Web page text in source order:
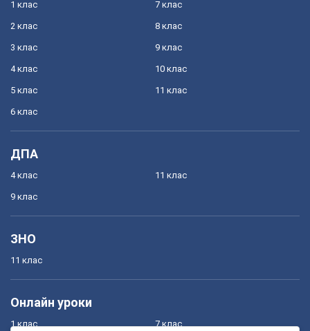
1 клас
2 клас
3 клас
4 клас
5 клас
6 клас
7 клас
8 клас
9 клас
10 клас
11 клас
ДПА
4 клас
9 клас
11 клас
ЗНО
11 клас
Онлайн уроки
1 клас 7 клас